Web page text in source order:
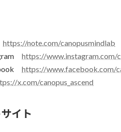
https://note.com/canopusmindlab
https://www.instagram.com/
https://www.facebook.com/
x.com/canopus_ascend
イト